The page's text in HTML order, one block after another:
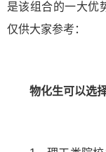
是该组合的一大优
仅供大家参考：
物化生可以选